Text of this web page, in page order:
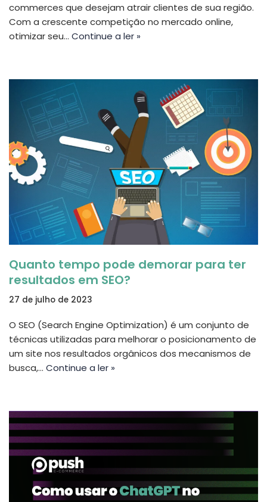
commerces que desejam atrair clientes de sua região.
Com a crescente competição no mercado online,
otimizar seu… Continue a ler »
Quanto tempo pode demorar para ter
resultados em SEO?
27 de julho de 2023
O SEO (Search Engine Optimization) é um conjunto de
técnicas utilizadas para melhorar o posicionamento de
um site nos resultados orgânicos dos mecanismos de
busca,… Continue a ler »